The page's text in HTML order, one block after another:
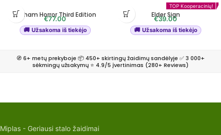
Arkham Horror Third Edition
€77.00
Užsakoma iš tiekėjo
TOP Kooperacinių!
Elder Sign
€39.00
Užsakoma iš tiekėjo
🧭 6+ metų prekyboje 📦 450+ skirtingų žaidimų sandėlyje ✅ 3 000+
sėkmingų užsakymų ⭐ 4.9/5 įvertinimas (280+ Reviews)
Miplas - Geriausi stalo žaidimai